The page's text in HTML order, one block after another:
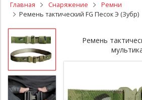
Главная Снаряжение
Ремни
Ремень тактический FG Песок Э (Зубр)
Ремень